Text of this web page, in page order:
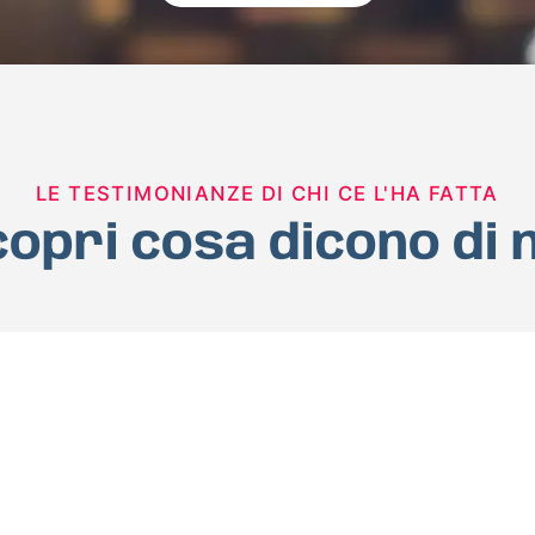
LE TESTIMONIANZE DI CHI CE L'HA FATTA
cosa dicono di